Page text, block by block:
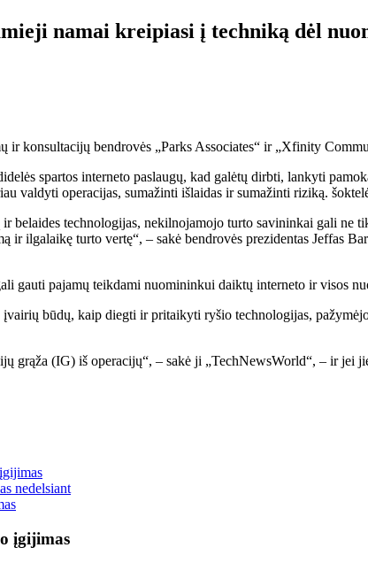
namai kreipiasi į techniką dėl
ir konsultacijų bendrovės „Parks Associates“ ir „Xfinity
spartos interneto paslaugų, kad galėtų dirbti, lankyti
valdyti operacijas, sumažinti išlaidas ir sumažinti riziką.
belaides technologijas, nekilnojamojo turto savininkai gali
ir ilgalaikę turto vertę“, – sakė bendrovės prezidentas Jeffas
gauti pajamų teikdami nuomininkui daiktų interneto ir visos
būdų, kaip diegti ir pritaikyti ryšio technologijas,
grąža (IG) iš operacijų“, – sakė ji „TechNewsWorld“, – ir
nedelsiant
įgijimas